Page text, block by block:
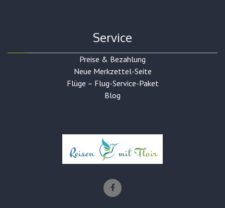
Service
Preise & Bezahlung
Neue Merkzettel-Seite
Flüge – Flug-Service-Paket
Blog